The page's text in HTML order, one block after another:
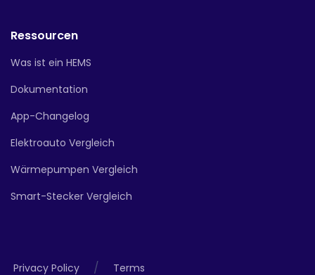
Ressourcen
Was ist ein HEMS
Dokumentation
App-Changelog
Elektroauto Vergleich
Wärmepumpen Vergleich
Smart-Stecker Vergleich
Privacy Policy / Terms